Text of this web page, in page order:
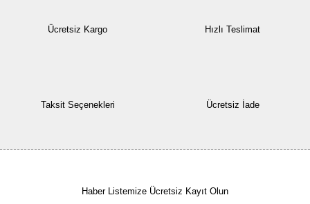
Ücretsiz Kargo Hızlı Teslimat
Taksit Seçenekleri Ücretsiz İade
Haber Listemize Ücretsiz Kayıt Olun